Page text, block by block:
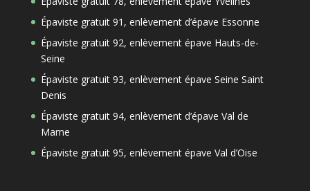
Épaviste gratuit 91, enlèvement d’épave Essonne
Épaviste gratuit 92, enlèvement épave Hauts-de-
Seine
Épaviste gratuit 93, enlèvement épave Seine Saint
Denis
Épaviste gratuit 94, enlèvement d’épave Val de
Marne
Épaviste gratuit 95, enlèvement épave Val d’Oise